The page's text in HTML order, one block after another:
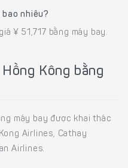
bao nhiêu?
¥ 51,717 bằng máy bay.
Kông bằng
máy bay được khai thác
Airlines, Cathay
Airlines.